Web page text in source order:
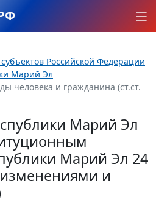
Российской Федерации
Марий Эл
человека и гражданина (ст.ст.
Марий Эл
Марий Эл 24
и